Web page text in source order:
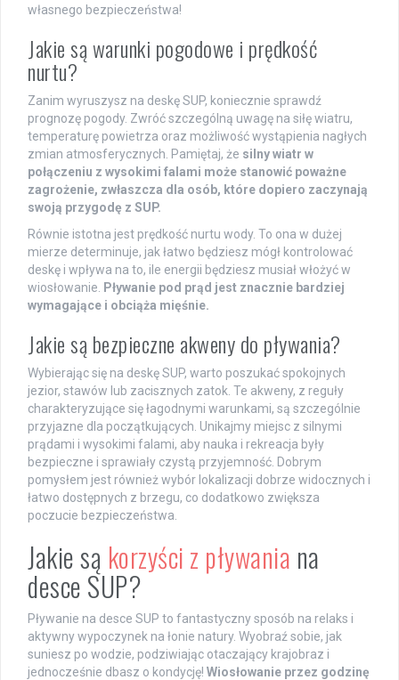
własnego bezpieczeństwa!
Jakie są warunki pogodowe i prędkość
nurtu?
Zanim wyruszysz na deskę SUP, koniecznie sprawdź
prognozę pogody. Zwróć szczególną uwagę na siłę wiatru,
temperaturę powietrza oraz możliwość wystąpienia nagłych
zmian atmosferycznych. Pamiętaj, że silny wiatr w
połączeniu z wysokimi falami może stanowić poważne
zagrożenie, zwłaszcza dla osób, które dopiero zaczynają
swoją przygodę z SUP.
Równie istotna jest prędkość nurtu wody. To ona w dużej
mierze determinuje, jak łatwo będziesz mógł kontrolować
deskę i wpływa na to, ile energii będziesz musiał włożyć w
wiosłowanie.
Pływanie pod prąd jest znacznie bardziej
wymagające i obciąża mięśnie.
Jakie są bezpieczne akweny do pływania?
Wybierając się na deskę SUP, warto poszukać spokojnych
jezior, stawów lub zacisznych zatok. Te akweny, z reguły
charakteryzujące się łagodnymi warunkami, są szczególnie
przyjazne dla początkujących. Unikajmy miejsc z silnymi
prądami i wysokimi falami, aby nauka i rekreacja były
bezpieczne i sprawiały czystą przyjemność. Dobrym
pomysłem jest również wybór lokalizacji dobrze widocznych i
łatwo dostępnych z brzegu, co dodatkowo zwiększa
poczucie bezpieczeństwa.
Jakie są korzyści z pływania na
desce SUP?
Pływanie na desce SUP to fantastyczny sposób na relaks i
aktywny wypoczynek na łonie natury. Wyobraź sobie, jak
suniesz po wodzie, podziwiając otaczający krajobraz i
jednocześnie dbasz o kondycję! Wiosłowanie przez godzinę